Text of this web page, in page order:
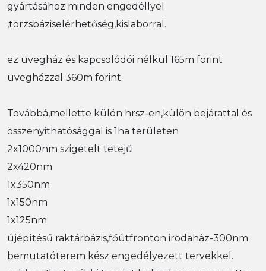
gyártásához minden engedéllyel
,törzsbáziselérhetőség,kislaborral.
ez üvegház és kapcsolódói nélkül 165m forint
üvegházzal 360m forint.
Továbbá,mellette külön hrsz-en,külön bejárattal és
összenyithatósággal is 1ha területen
2x1000nm szigetelt tetejű
2x420nm
1x350nm
1x150nm
1x125nm
újépítésű raktárbázis,főútfronton irodaház-300nm
bemutatóterem kész engedélyezett tervekkel.